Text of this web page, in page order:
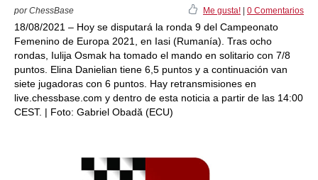
por ChessBase Me gusta! 0 Comentarios
18/08/2021 – Hoy se disputará la ronda 9 del Campeonato
Femenino de Europa 2021, en Iasi (Rumanía). Tras ocho
rondas, Iulija Osmak ha tomado el mando en solitario con 7/8
puntos. Elina Danielian tiene 6,5 puntos y a continuación van
siete jugadoras con 6 puntos. Hay retransmisiones en
live.chessbase.com y dentro de esta noticia a partir de las 14:00
CEST. | Foto: Gabriel Obadă (ECU)